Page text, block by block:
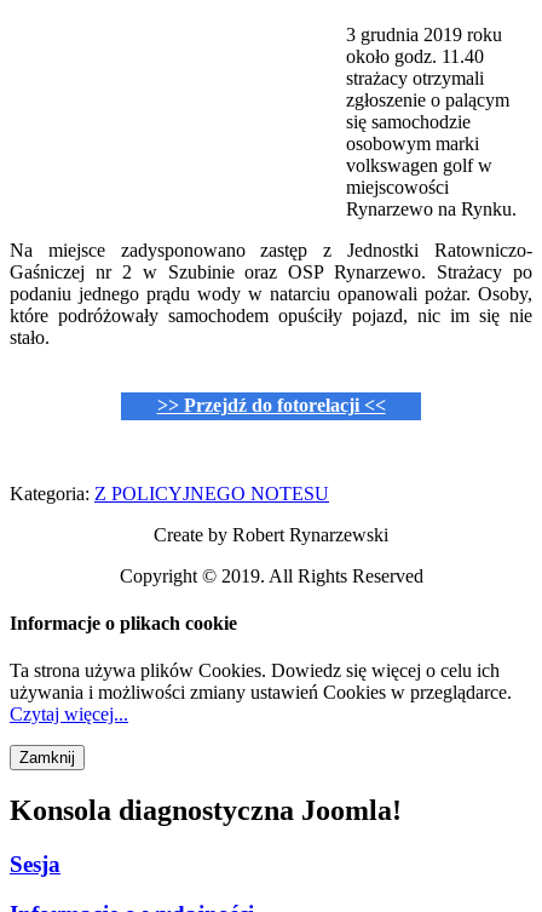
3 grudnia 2019 roku
około godz. 11.40
strażacy otrzymali
zgłoszenie o palącym
się samochodzie
osobowym marki
volkswagen golf w
miejscowości
Rynarzewo na Rynku.
Na miejsce zadysponowano zastęp z Jednostki Ratowniczo-
Gaśniczej nr 2 w Szubinie oraz OSP Rynarzewo. Strażacy po
podaniu jednego prądu wody w natarciu opanowali pożar. Osoby,
które podróżowały samochodem opuściły pojazd, nic im się nie
stało.
>> Przejdź do fotorelacji <<
Kategoria: Z POLICYJNEGO NOTESU
Create by Robert Rynarzewski
Copyright © 2019. All Rights Reserved
Informacje o plikach cookie
Ta strona używa plików Cookies. Dowiedz się więcej o celu ich
używania i możliwości zmiany ustawień Cookies w przeglądarce.
Czytaj więcej...
Konsola diagnostyczna Joomla!
Sesja